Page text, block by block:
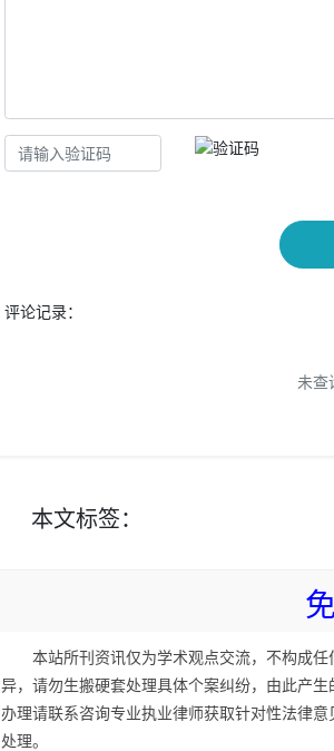
评论记录：
未查
本文标签：
本站所刊资讯仅为学术观点交流，不构成
异，请勿生搬硬套处理具体个案纠纷，由此产
办理请联系咨询专业执业律师获取针对性法律
处理。